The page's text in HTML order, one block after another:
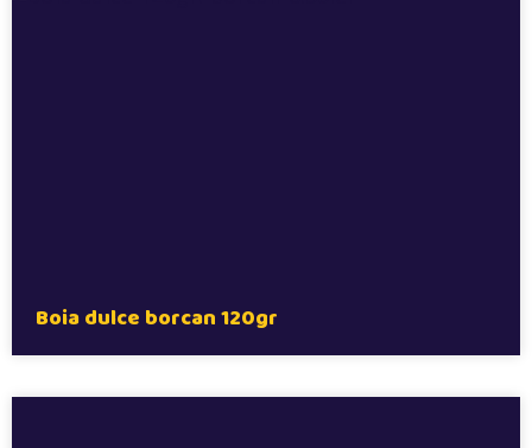
Boia dulce borcan 120gr